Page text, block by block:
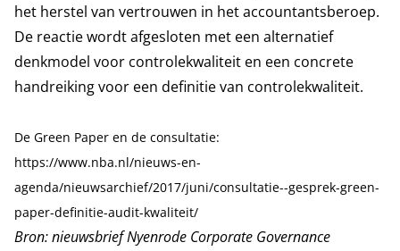
het herstel van vertrouwen in het accountantsberoep.
De reactie wordt afgesloten met een alternatief
denkmodel voor controlekwaliteit en een concrete
handreiking voor een definitie van controlekwaliteit.
De Green Paper en de consultatie:
https://www.nba.nl/nieuws-en-
agenda/nieuwsarchief/2017/juni/consultatie--gesprek-green-
paper-definitie-audit-kwaliteit/
Bron: nieuwsbrief Nyenrode Corporate Governance